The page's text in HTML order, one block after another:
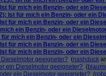
Ist für mich ein Benzin- oder ein
Ist für mich ein Benzin- oder ein
Ist für mich ein Benzin- oder ein
ein Benzin- oder ein
für mich ein Benzin- oder ein
Ist für mich ein Benzin- oder ein
Ist für mich ein Benzin- oder ein
geeigneter? (nashduck
ein Dieselmotor geeigneter? (
ein Dieselmotor geeigneter? (